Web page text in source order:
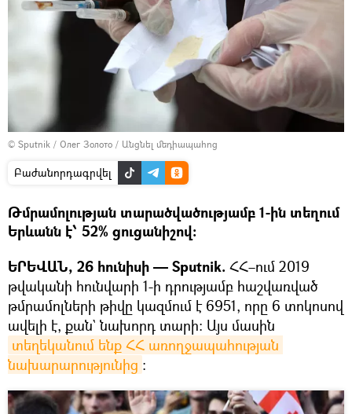
© Sputnik / Олег Золото / Անցնել մեդիապահոց
Բաժանորդագրվել
Թմրամոլության տարածվածությամբ 1-ին տեղում
Երևանն է՝ 52% ցուցանիշով։
ԵՐԵՎԱՆ, 26 հունիսի — Sputnik. ՀՀ–ում 2019
թվականի հունվարի 1-ի դրությամբ հաշվառված
թմրամոլների թիվը կազմում է 6951, որը 6 տոկոսով
ավելի է, քան` նախորդ տարի։ Այս մասին
տեղեկանում ենք ՀՀ առողջապահության
նախարարությունից ։